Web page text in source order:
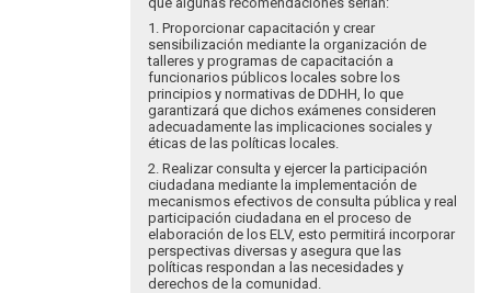
1. Proporcionar capacitación y crear
sensibilización mediante la organización de
talleres y programas de capacitación a
funcionarios públicos locales sobre los
principios y normativas de DDHH, lo que
garantizará que dichos exámenes consideren
adecuadamente las implicaciones sociales y
éticas de las políticas locales.
2. Realizar consulta y ejercer la participación
ciudadana mediante la implementación de
mecanismos efectivos de consulta pública y real
participación ciudadana en el proceso de
elaboración de los ELV, esto permitirá incorporar
perspectivas diversas y asegura que las
políticas respondan a las necesidades y
derechos de la comunidad.